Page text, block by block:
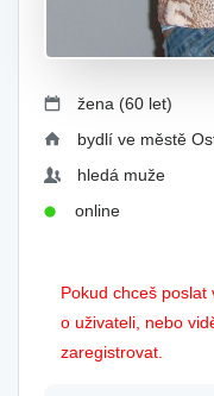
žena (60 let)
bydlí ve městě
hledá muže
online
Pokud chceš
o uživateli, nebo
zaregistrovat.